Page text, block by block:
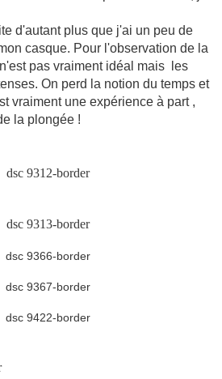
d'autant plus que j'ai un peu de
casque. Pour l'observation de la
pas vraiment idéal mais
les
On perd la notion du temps et
vraiment une expérience à part ,
la plongée !